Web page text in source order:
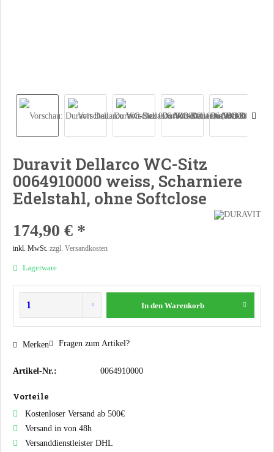
Duravit Dellarco WC-Sitz
0064910000 weiss, Scharniere
Edelstahl, ohne Softclose
174,90 € *
inkl. MwSt. zzgl. Versandkosten
Lagerware
In den Warenkorb
Merken Fragen zum Artikel?
Artikel-Nr.: 0064910000
Vorteile
Kostenloser Versand ab 500€
Versand in von 48h
Versanddienstleister DHL